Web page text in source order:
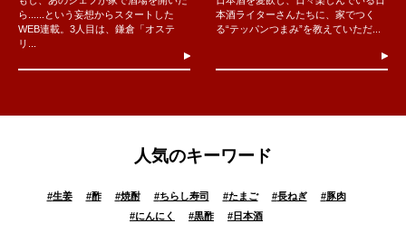
ら......という妄想からスタートした
WEB連載。3人目は、鎌倉「オステ
リ...
本酒ライターさんたちに、家でつく
る“テッパンつまみ”を教えていただ...
人気のキーワード
#生姜 #酢 #焼酎 #ちらし寿司 #たまご #長ねぎ #豚肉
#にんにく #黒酢 #日本酒